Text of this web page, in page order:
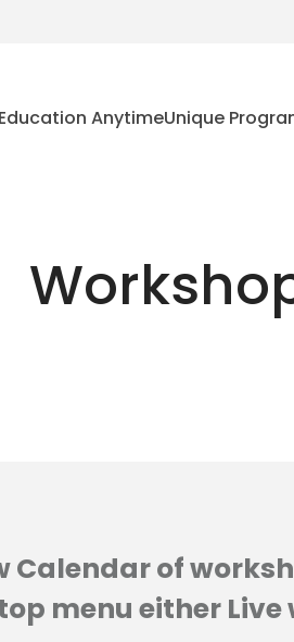
Education AnytimeUnique
Calendar of
menu either